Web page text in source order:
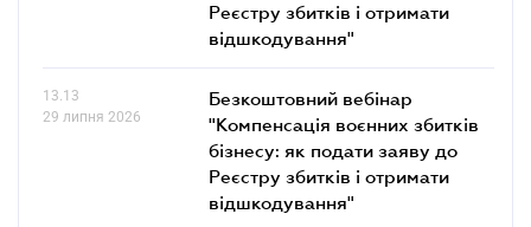
Реєстру збитків і отримати
відшкодування"
13.13
29 липня 2026
Безкоштовний вебінар
"Компенсація воєнних збитків
бізнесу: як подати заяву до
Реєстру збитків і отримати
відшкодування"